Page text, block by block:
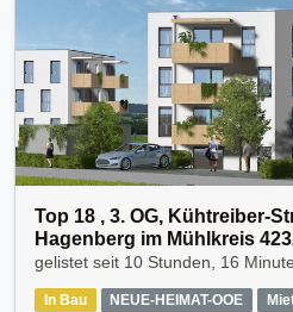
Top 18 , 3. OG, Kühtreiber-
Hagenberg im Mühlkreis
gelistet seit 10 Stunden, 16
In Bau NEUE-HEIMAT-OOE